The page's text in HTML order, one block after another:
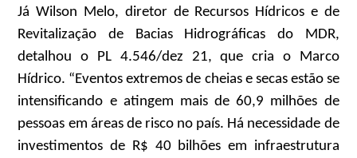
Já Wilson Melo, diretor de Recursos Hídricos e de
Revitalização de Bacias Hidrográficas do MDR,
detalhou o PL 4.546/dez 21, que cria o Marco
Hídrico. “Eventos extremos de cheias e secas estão se
intensificando e atingem mais de 60,9 milhões de
pessoas em áreas de risco no país. Há necessidade de
investimentos de R$ 40 bilhões em infraestrutura